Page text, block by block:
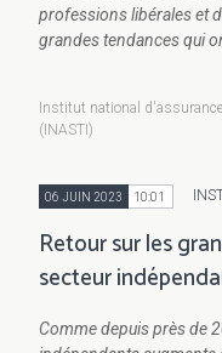
professions libérales et
grandes tendances qui
Institut national
(INASTI)
06 JUIN 2023 10:01
Retour sur les
secteur
Comme depuis près de